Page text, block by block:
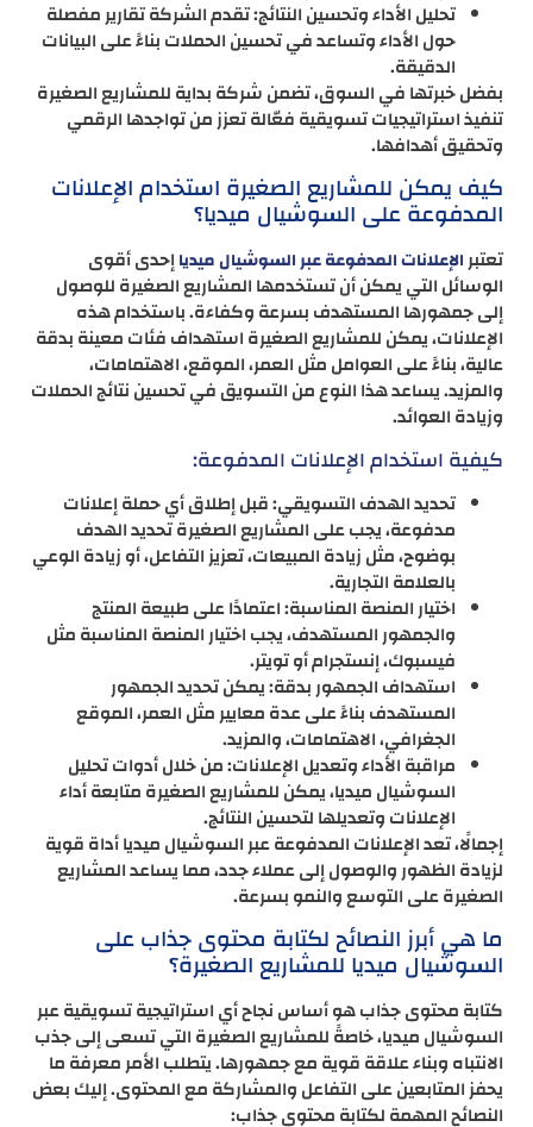
تحليل الأداء وتحسين النتائج: تقدم الشركة تقارير مفصلة
حول الأداء وتساعد في تحسين الحملات بناءً على البيانات
الدقيقة.
بفضل خبرتها في السوق، تضمن شركة بداية للمشاريع الصغيرة
تنفيذ استراتيجيات تسويقية فعّالة تعزز من تواجدها الرقمي
وتحقيق أهدافها.
كيف يمكن للمشاريع الصغيرة استخدام الإعلانات
المدفوعة على السوشيال ميديا؟
تعتبرالإعلانات المدفوعة عبر السوشيال ميدياإحدى أقوى
الوسائل التي يمكن أن تستخدمها المشاريع الصغيرة للوصول
إلى جمهورها المستهدف بسرعة وكفاءة. باستخدام هذه
الإعلانات، يمكن للمشاريع الصغيرة استهداف فئات معينة بدقة
عالية، بناءً على العوامل مثل العمر، الموقع، الاهتمامات،
والمزيد. يساعد هذا النوع من التسويق في تحسين نتائج الحملات
وزيادة العوائد.
كيفية استخدام الإعلانات المدفوعة:
تحديد الهدف التسويقي: قبل إطلاق أي حملة إعلانات
مدفوعة، يجب على المشاريع الصغيرة تحديد الهدف
بوضوح، مثل زيادة المبيعات، تعزيز التفاعل، أو زيادة الوعي
بالعلامة التجارية.
اختيار المنصة المناسبة: اعتمادًا على طبيعة المنتج
والجمهور المستهدف، يجب اختيار المنصة المناسبة مثل
فيسبوك، إنستجرام أو تويتر.
استهداف الجمهور بدقة: يمكن تحديد الجمهور
المستهدف بناءً على عدة معايير مثل العمر، الموقع
الجغرافي، الاهتمامات، والمزيد.
مراقبة الأداء وتعديل الإعلانات: من خلال أدوات تحليل
السوشيال ميديا، يمكن للمشاريع الصغيرة متابعة أداء
الإعلانات وتعديلها لتحسين النتائج.
إجمالًا، تعد الإعلانات المدفوعة عبر السوشيال ميديا أداة قوية
لزيادة الظهور والوصول إلى عملاء جدد، مما يساعد المشاريع
الصغيرة على التوسع والنمو بسرعة.
ما هي أبرز النصائح لكتابة محتوى جذاب على
السوشيال ميديا للمشاريع الصغيرة؟
كتابة محتوى جذاب هو أساس نجاح أي استراتيجية تسويقية عبر
السوشيال ميديا، خاصةً للمشاريع الصغيرة التي تسعى إلى جذب
الانتباه وبناء علاقة قوية مع جمهورها. يتطلب الأمر معرفة ما
يحفز المتابعين على التفاعل والمشاركة مع المحتوى. إليك بعض
النصائح المهمة لكتابة محتوى جذاب: